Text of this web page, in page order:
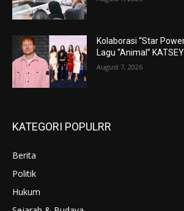
Kolaborasi “Star
Lagu “Animal”
August 7, 2026
KATEGORI POPULRR
Berita
Politik
Hukum